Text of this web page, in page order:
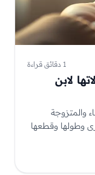
1 دقائق قراءة
لابن
والمتزوجة
وطولها وقطعها